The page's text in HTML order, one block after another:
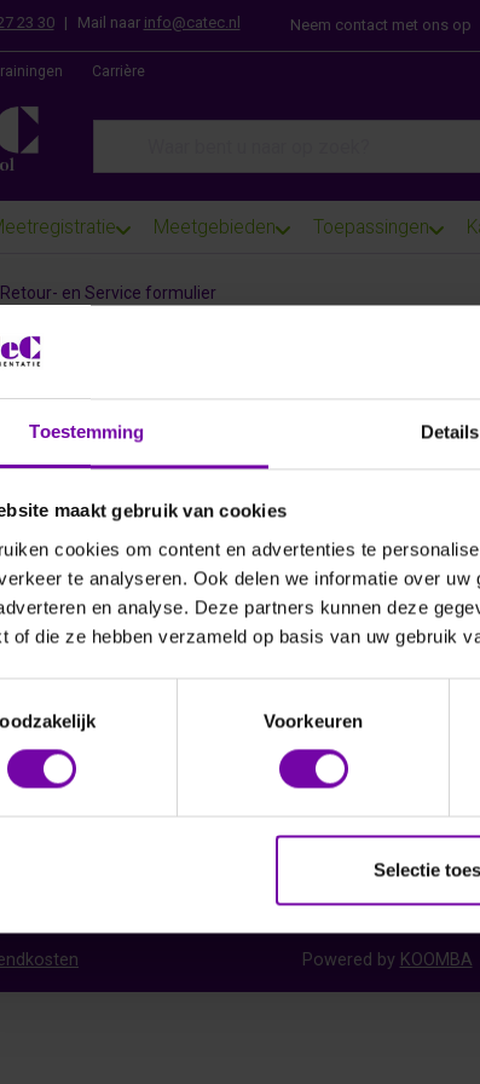
Toestemming Details
maakt gebruik van cookies
cookies om content en advertenties te
te analyseren. Ook delen we informatie over
en analyse. Deze partners kunnen deze
of die ze hebben verzameld op basis van uw gebruik
Voorkeuren
Selectie
23 30 | Mail naar info@catec.nl Neem contact met ons op
Carrière
Meetgebieden Toepassingen
Retour- en Service formulier
Vul onderstaand formulier in en wij
Retour en Service aanvraag
Powered by KOOMBA